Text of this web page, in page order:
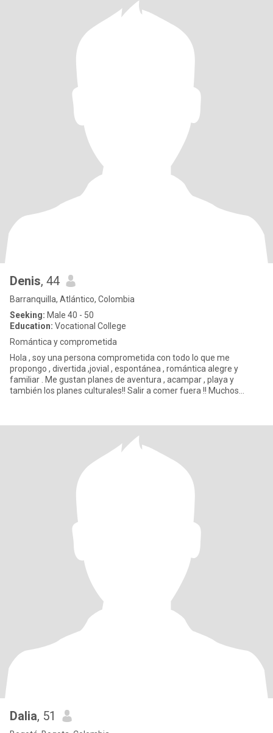
Denis, 44
Barranquilla, Atlántico, Colombia
Seeking: Male 40 - 50
Education: Vocational College
Romántica y comprometida
Hola , soy una persona comprometida con todo lo que me
propongo , divertida ,jovial , espontánea , romántica alegre y
familiar . Me gustan planes de aventura , acampar , playa y
también los planes culturales!! Salir a comer fuera !! Muchos
Dalia, 51